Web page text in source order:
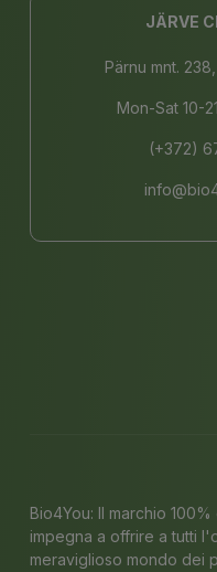
JÄRVE
Pärnu mnt.
Mon-Sat 10-
(+372)
Bio4You: Il marchio
impegna a offrire a tutti
meraviglioso mondo dei